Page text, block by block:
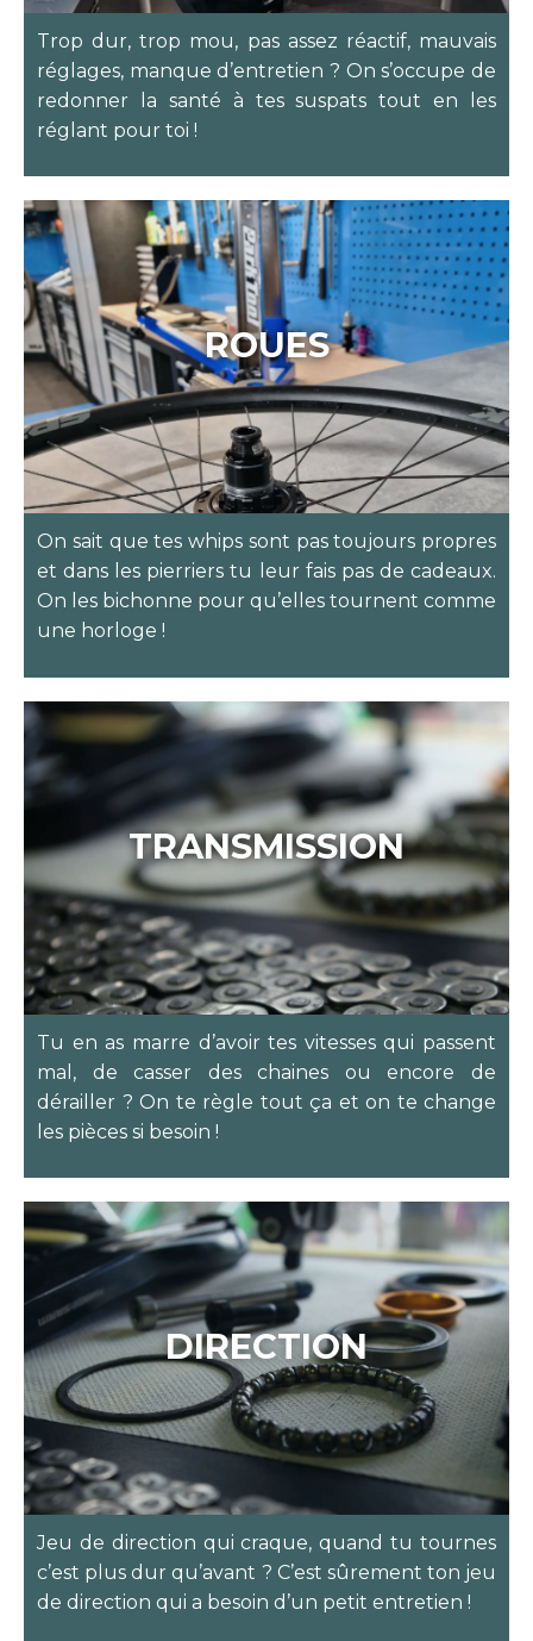
Trop dur, trop mou, pas assez réactif, mauvais
réglages, manque d’entretien ? On s’occupe de
redonner la santé à tes suspats tout en les
réglant pour toi !
ROUES
On sait que tes whips sont pas toujours propres
et dans les pierriers tu leur fais pas de cadeaux.
On les bichonne pour qu’elles tournent comme
une horloge !
TRANSMISSION
Tu en as marre d’avoir tes vitesses qui passent
mal, de casser des chaines ou encore de
dérailler ? On te règle tout ça et on te change
les pièces si besoin !
DIRECTION
Jeu de direction qui craque, quand tu tournes
c’est plus dur qu’avant ? C’est sûrement ton jeu
de direction qui a besoin d’un petit entretien !